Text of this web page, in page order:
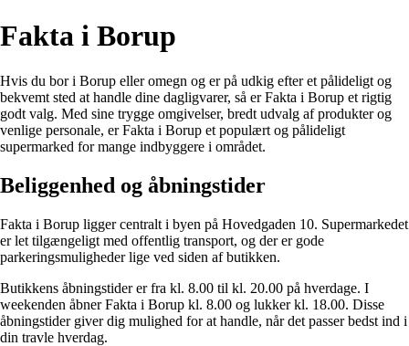
Fakta i Borup
Hvis du bor i Borup eller omegn og er på udkig efter et pålideligt og
bekvemt sted at handle dine dagligvarer, så er Fakta i Borup et rigtig
godt valg. Med sine trygge omgivelser, bredt udvalg af produkter og
venlige personale, er Fakta i Borup et populært og pålideligt
supermarked for mange indbyggere i området.
Beliggenhed og åbningstider
Fakta i Borup ligger centralt i byen på Hovedgaden 10. Supermarkedet
er let tilgængeligt med offentlig transport, og der er gode
parkeringsmuligheder lige ved siden af butikken.
Butikkens åbningstider er fra kl. 8.00 til kl. 20.00 på hverdage. I
weekenden åbner Fakta i Borup kl. 8.00 og lukker kl. 18.00. Disse
åbningstider giver dig mulighed for at handle, når det passer bedst ind i
din travle hverdag.